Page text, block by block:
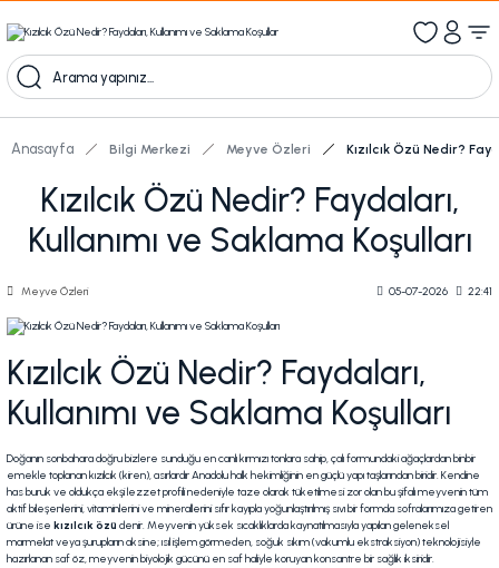
Kampanyalı Ürünleri Görüntüle
Anasayfa Bilgi Merkezi Meyve Özleri Kızılcık Özü Nedir?
Kızılcık Özü Nedir? Faydaları,
Kullanımı ve Saklama Koşulları
Meyve Özleri 05-07-2026 22:41
Kızılcık Özü Nedir? Faydaları,
Kullanımı ve Saklama Koşulları
Doğanın sonbahara doğru bizlere sunduğu en canlı kırmızı tonlara sahip, çalı formundaki ağaçlardan binbir
emekle toplanan kızılcık (kiren), asırlardır Anadolu halk hekimliğinin en güçlü yapı taşlarından biridir. Kendine
has buruk ve oldukça ekşi lezzet profili nedeniyle taze olarak tüketilmesi zor olan bu şifalı meyvenin tüm
aktif bileşenlerini, vitaminlerini ve minerallerini sıfır kayıpla yoğunlaştırılmış sıvı bir formda sofralarımıza getiren
ürüne ise kızılcık özü denir. Meyvenin yüksek sıcaklıklarda kaynatılmasıyla yapılan geleneksel
marmelat veya şurupların aksine; ısıl işlem görmeden, soğuk sıkım (vakumlu ekstraksiyon) teknolojisiyle
hazırlanan saf öz, meyvenin biyolojik gücünü en saf haliyle koruyan konsantre bir sağlık iksiridir.